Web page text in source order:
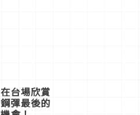
在台場欣賞
鋼彈最後的